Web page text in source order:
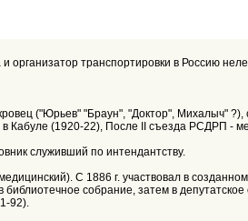
транспортировки в Россию
("Юрьев" "Браун", "Доктор", Михалыч"
в Кабуле (1920-22), После II съезда РСДРП
служивший по интендантству.
С 1886 г. участвовал в
собрание, затем в
92).